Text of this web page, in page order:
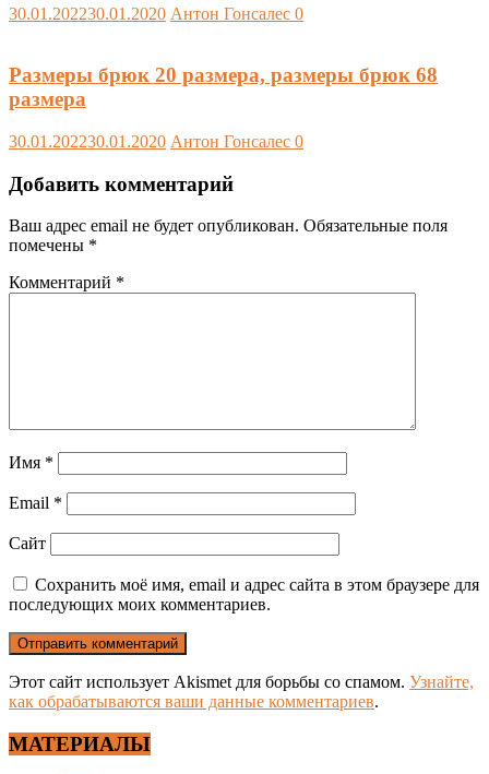
30.01.202230.01.2020 Антон Гонсалес 0
Размеры брюк 20 размера, размеры брюк 68
размера
30.01.202230.01.2020 Антон Гонсалес 0
Добавить комментарий
Ваш адрес email не будет опубликован. Обязательные поля
помечены *
Комментарий *
Имя *
Email *
Сайт
Сохранить моё имя, email и адрес сайта в этом браузере для
последующих моих комментариев.
Этот сайт использует Akismet для борьбы со спамом. Узнайте,
как обрабатываются ваши данные комментариев.
МАТЕРИАЛЫ